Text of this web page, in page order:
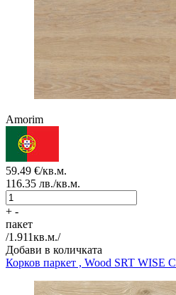
Amorim
59.49 €/кв.м.
116.35 лв./кв.м.
+ -
пакет
/1.911кв.м./
Добави в количката
Корков паркет , Wood SRT WISE